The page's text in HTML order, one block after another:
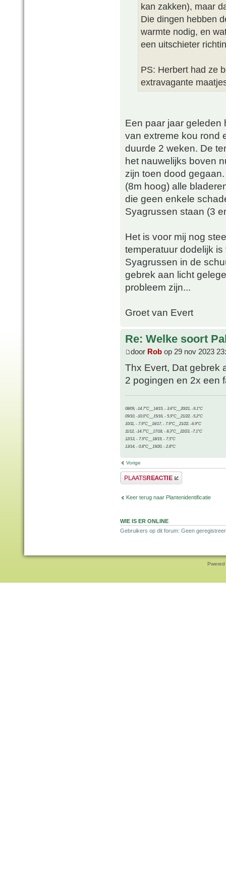
kan zakken), maar
Die dingen hebben
warmte nodig, en
een uitschieter
PS: Herbert had ze
extravagante
Een paar jaar geleden
van extreme kou rond
duurde 2 weken. De
het nauwelijks boven
zijn toen dood
(8m hoog) alle
die geen enkele
Syagrussen staan (3
Het is voor mij nog
temperatuur dodelijk
Syagrussen in de
gebrek aan licht
probleem zijn...
Groet van Evert
Re: Welke soort
door Rob op 29 nov 2023
Thx Evert, Dat gebrek
2 pogingen en 2x een
08/09, -14.7°C__14/15, - 3.6°C__20/21, -9.1°C
09/10, -10.0°C__15/16, - 5.9°C__21/22, -5.2°C
10/11, - 7.9°C__16/17, - 7.9°C__21/22, -6.9°C
11/12, -14.7°C__17/18, - 8.3°C__22/23, -7.1°C
12/13, - 7.9°C__18/19, - 7.5°C
13/14, - 0.8°C__19/20, - 2.8°C
Vorige
Plaats een reactie
Keer terug naar Plantenidentificatie
WIE IS ER ONLINE
Gebruikers op dit forum: Geen